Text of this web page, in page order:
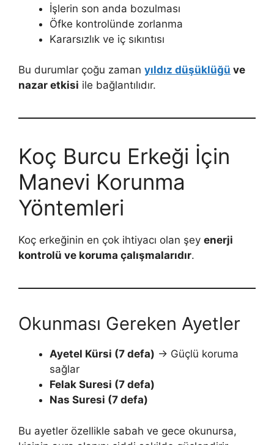
İşlerin son anda bozulması
Öfke kontrolünde zorlanma
Kararsızlık ve iç sıkıntısı
Bu durumlar çoğu zaman yıldız düşüklüğü ve
nazar etkisi ile bağlantılıdır.
Koç Burcu Erkeği İçin
Manevi Korunma
Yöntemleri
Koç erkeğinin en çok ihtiyacı olan şey enerji
kontrolü ve koruma çalışmalarıdır.
Okunması Gereken Ayetler
Ayetel Kürsi (7 defa) → Güçlü koruma
sağlar
Felak Suresi (7 defa)
Nas Suresi (7 defa)
Bu ayetler özellikle sabah ve gece okunursa,